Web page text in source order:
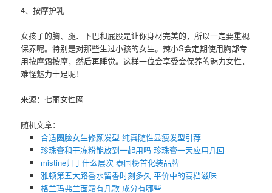
4、按摩护乳
女孩子的胸、腿、下巴和屁股是让你身材完美的，所以一定要重视
保养呢。特别是对那些生过小孩的女生。辣小S会定期使用胸部专
用按摩霜按摩，然后再睡觉。这样一位会享受会保养的魅力女性，
难怪魅力十足呢！
来源：七丽女性网
随机文章：
合适圆脸女生修颜发型 纯真随性显瘦发型引荐
珍珠膏和干冻粉能放到一起用吗 珍珠膏一天应用几回
mistine归于什么层次 泰国榜首化装品牌
雅顿第五大路香水留香时刻多久 平价中的高档滋味
格兰玛弗兰面霜有几款 成分有哪些